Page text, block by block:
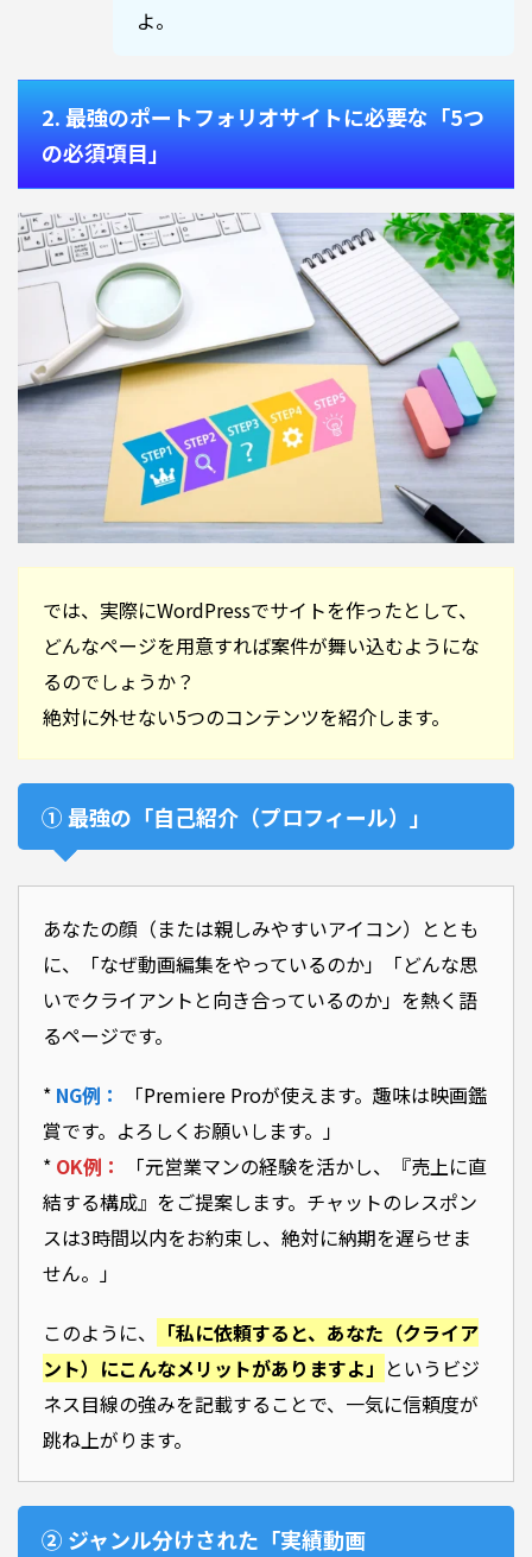
よ。
2. 最強のポートフォリオサイトに必要な「5つ
の必須項目」
では、実際にWordPressでサイトを作ったとして、
どんなページを用意すれば案件が舞い込むようにな
るのでしょうか？
絶対に外せない5つのコンテンツを紹介します。
① 最強の「自己紹介（プロフィール）」
あなたの顔（または親しみやすいアイコン）ととも
に、「なぜ動画編集をやっているのか」「どんな思
いでクライアントと向き合っているのか」を熱く語
るページです。
* NG例：
「Premiere Proが使えます。趣味は映画鑑
賞です。よろしくお願いします。」
* OK例：
「元営業マンの経験を活かし、『売上に直
結する構成』をご提案します。チャットのレスポン
スは3時間以内をお約束し、絶対に納期を遅らせま
せん。」
このように、
「私に依頼すると、あなた（クライア
ント）にこんなメリットがありますよ」 というビジ
ネス目線の強みを記載することで、一気に信頼度が
跳ね上がります。
② ジャンル分けされた「実績動画